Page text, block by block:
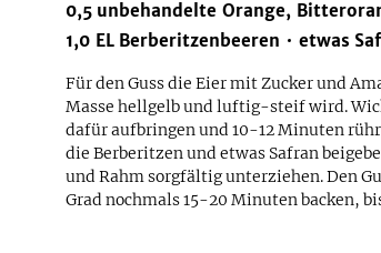
0,5 unbehandelte Orange,
1,0 EL Berberitzenbeeren etwas
Für den Guss die Eier mit Zucker und
Masse hellgelb und luftig-steif wird.
dafür aufbringen und 10-12 Minuten
die Berberitzen und etwas Safran
und Rahm sorgfältig unterziehen. Den
Grad nochmals 15-20 Minuten backen,